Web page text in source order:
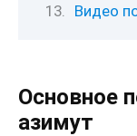
Видео
Основное
азимут